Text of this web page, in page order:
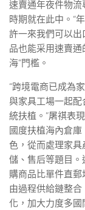
速賣通年夜件物
時期就在此中。“
許一來我們可以出
品也能采用速賣
海”門檻。
“跨境電商已成為
與家具工場一起配
統扶植。”屠祺表
國度扶植海內倉
色，從而處理家
儲、售后等題目
購商品比單件直郵
由過程供給鏈整
化，加大力度多國